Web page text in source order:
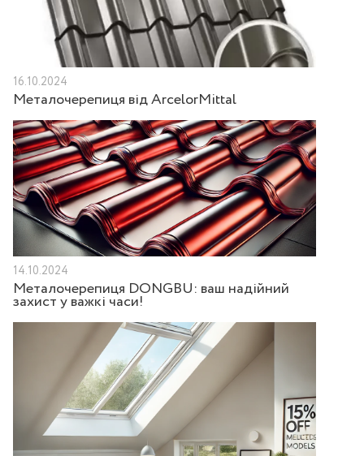
16.10.2024
Металочерепиця від ArcelorMittal
14.10.2024
Металочерепиця DONGBU: ваш надійний
захист у важкі часи!